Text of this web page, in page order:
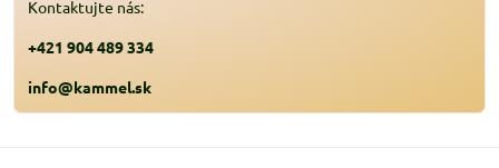
Kontaktujte nás:
+421 904 489 334
info@kammel.sk